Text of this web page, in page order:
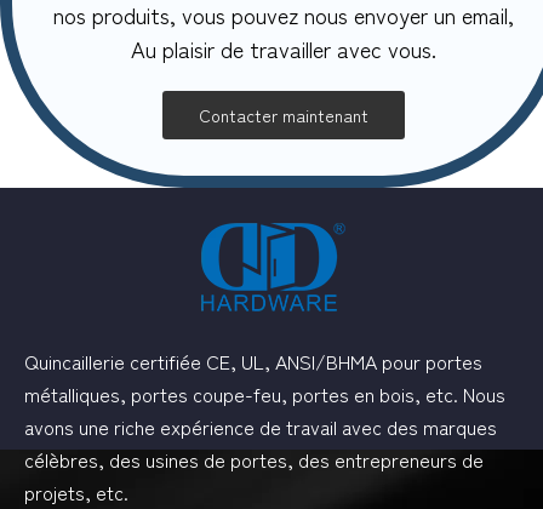
nos produits, vous pouvez nous envoyer un email,
Au plaisir de travailler avec vous.
Contacter maintenant
Quincaillerie certifiée CE, UL, ANSI/BHMA pour portes
métalliques, portes coupe-feu, portes en bois, etc. Nous
avons une riche expérience de travail avec des marques
célèbres, des usines de portes, des entrepreneurs de
projets, etc.